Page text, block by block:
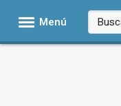
Menú